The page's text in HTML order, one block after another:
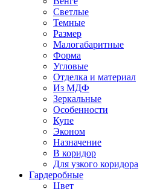
Светлые
Темные
Размер
Малогабаритные
Форма
Угловые
Отделка и материал
Из МДФ
Зеркальные
Особенности
Купе
Эконом
Назначение
В коридор
Для узкого коридора
Гардеробные
Цвет